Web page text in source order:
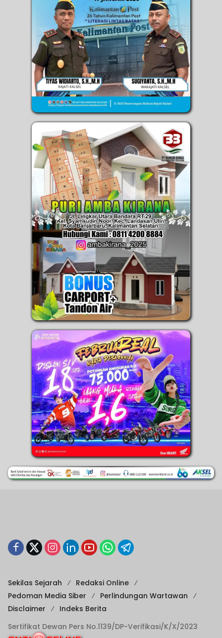
Sekilas Sejarah
Redaksi Online
Pedoman Media Siber
Perlindungan Wartawan
Disclaimer
Indeks Berita
Sertifikat Dewan Pers No.1139/DP-Verifikasi/K/X/2023